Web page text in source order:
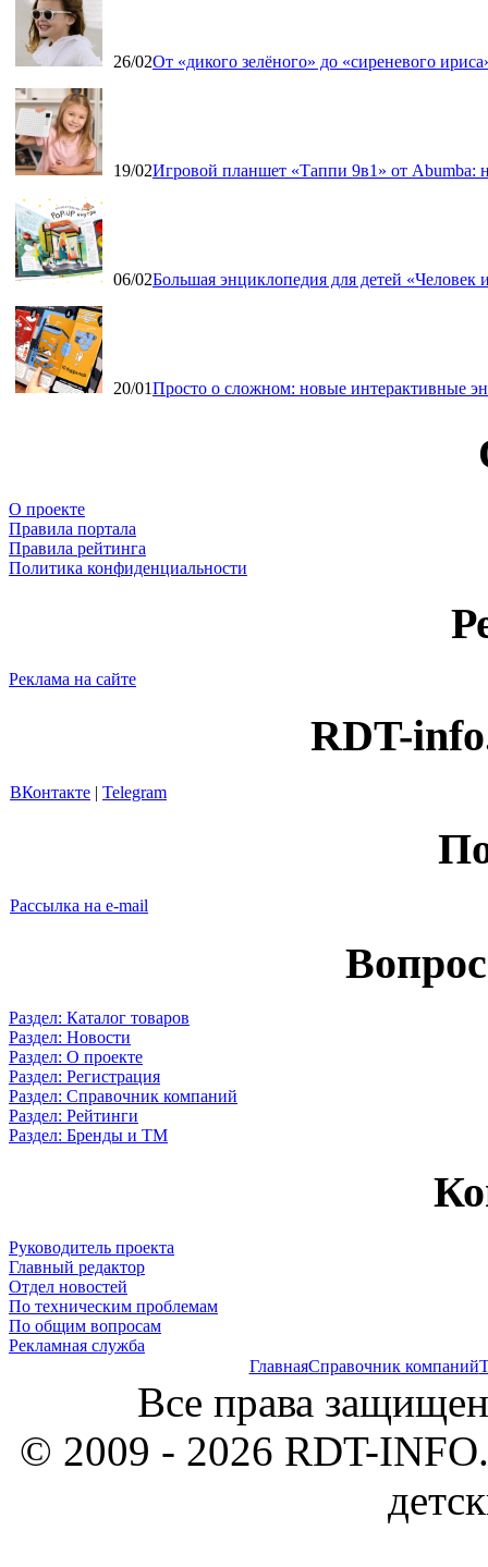
26/02От «дикого зелёного» до «сиреневого
19/02Игровой планшет «Таппи 9в1» от Abumba:
06/02Большая энциклопедия для детей
20/01Просто о сложном: новые интерактивные
О проекте
Правила портала
Правила рейтинга
Политика конфиденциальности
Реклама на сайте
RDT-
ВКонтакте | Telegram
Рассылка на e-mail
Раздел: Каталог товаров
Раздел: Новости
Раздел: О проекте
Раздел: Регистрация
Раздел: Справочник компаний
Раздел: Рейтинги
Раздел: Бренды и ТМ
Руководитель проекта
Главный редактор
Отдел новостей
По техническим проблемам
По общим вопросам
Рекламная служба
ГлавнаяСправочник компаний
Все права
© 2009 - 2026 RDT-